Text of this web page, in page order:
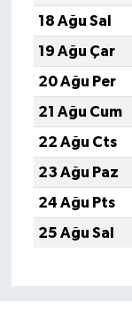
18 Ağu Sal
19 Ağu Çar
20 Ağu Per
21 Ağu Cum
22 Ağu Cts
23 Ağu Paz
24 Ağu Pts
25 Ağu Sal